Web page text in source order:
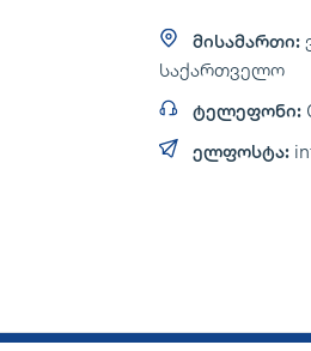
მისამართი:
საქართველო
ტელეფონი:
ელფოსტა: